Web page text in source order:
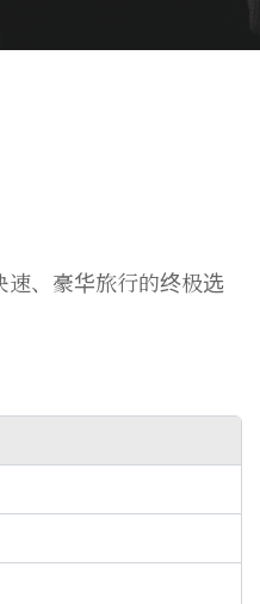
、豪华旅行的终极选